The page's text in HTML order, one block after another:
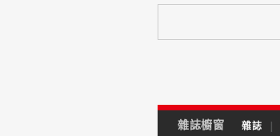
雜誌櫥窗 雜誌 |